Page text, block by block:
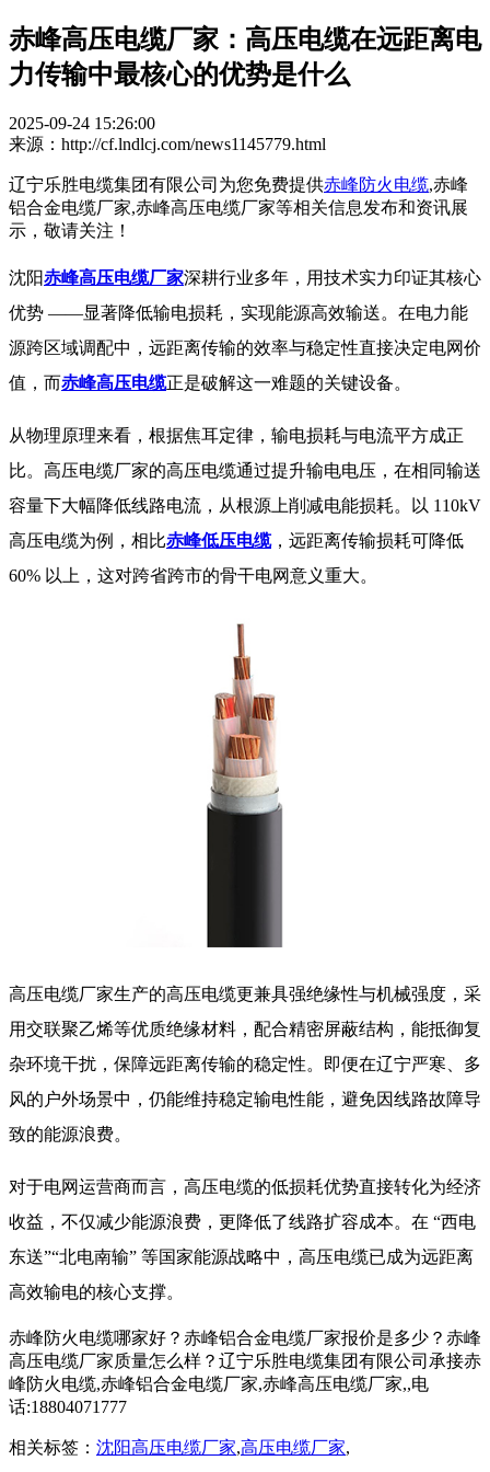
赤峰高压电缆厂家：高压电缆在远距离电
力传输中最核心的优势是什么
2025-09-24 15:26:00
来源：http://cf.lndlcj.com/news1145779.html
辽宁乐胜电缆集团有限公司为您免费提供赤峰防火电缆,赤峰
铝合金电缆厂家,赤峰高压电缆厂家等相关信息发布和资讯展
示，敬请关注！
沈阳赤峰高压电缆厂家深耕行业多年，用技术实力印证其核心
优势 ——显著降低输电损耗，实现能源高效输送。在电力能
源跨区域调配中，远距离传输的效率与稳定性直接决定电网价
值，而赤峰高压电缆正是破解这一难题的关键设备。
从物理原理来看，根据焦耳定律，输电损耗与电流平方成正
比。高压电缆厂家的高压电缆通过提升输电电压，在相同输送
容量下大幅降低线路电流，从根源上削减电能损耗。以 110kV
高压电缆为例，相比赤峰低压电缆，远距离传输损耗可降低
60% 以上，这对跨省跨市的骨干电网意义重大。​
高压电缆厂家生产的高压电缆更兼具强绝缘性与机械强度，采
用交联聚乙烯等优质绝缘材料，配合精密屏蔽结构，能抵御复
杂环境干扰，保障远距离传输的稳定性。即便在辽宁严寒、多
风的户外场景中，仍能维持稳定输电性能，避免因线路故障导
致的能源浪费。​
对于电网运营商而言，高压电缆的低损耗优势直接转化为经济
收益，不仅减少能源浪费，更降低了线路扩容成本。在 “西电
东送”“北电南输” 等国家能源战略中，高压电缆已成为远距离
高效输电的核心支撑。​
赤峰防火电缆哪家好？赤峰铝合金电缆厂家报价是多少？赤峰
高压电缆厂家质量怎么样？辽宁乐胜电缆集团有限公司承接赤
峰防火电缆,赤峰铝合金电缆厂家,赤峰高压电缆厂家,,电
话:18804071777
相关标签： 沈阳高压电缆厂家,高压电缆厂家,